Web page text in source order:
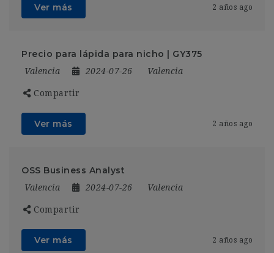
Ver más 2 años ago
Precio para lápida para nicho | GY375
Valencia 2024-07-26 Valencia
Compartir
Ver más 2 años ago
OSS Business Analyst
Valencia 2024-07-26 Valencia
Compartir
Ver más 2 años ago